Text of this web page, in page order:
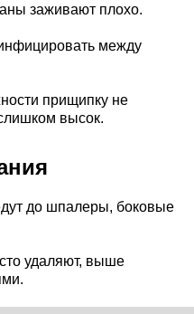
заживают плохо.
между
прищипку не
высок.
до шпалеры, боковые
удаляют, выше